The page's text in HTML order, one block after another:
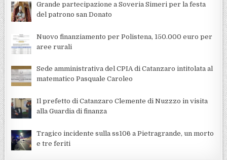
Grande partecipazione a Soveria Simeri per la festa
del patrono san Donato
Nuovo finanziamento per Polistena, 150.000 euro per
aree rurali
Sede amministrativa del CPIA di Catanzaro intitolata al
matematico Pasquale Caroleo
Il prefetto di Catanzaro Clemente di Nuzzzo in visita
alla Guardia di finanza
Tragico incidente sulla ss106 a Pietragrande, un morto
e tre feriti